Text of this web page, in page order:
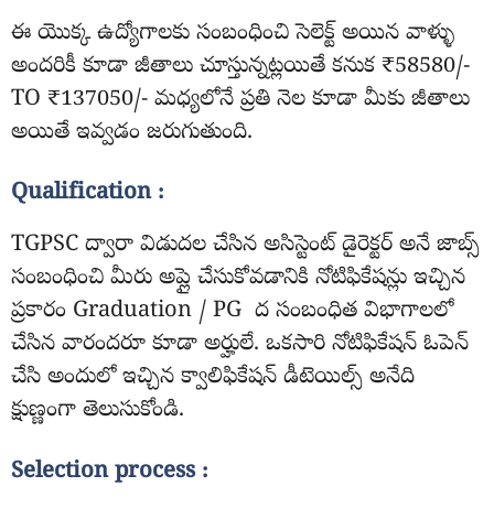
ఈ యొక్క ఉద్యోగాలకు సంబంధించి సెలెక్ట్ అయిన వాళ్ళు
అందరికీ కూడా జీతాలు చూస్తున్నట్లయితే కనుక ₹58580/-
TO ₹137050/- మధ్యలోనే ప్రతి నెల కూడా మీకు జీతాలు
అయితే ఇవ్వడం జరుగుతుంది.
Qualification :
TGPSC ద్వారా విడుదల చేసిన అసిస్టెంట్ డైరెక్టర్ అనే జాబ్స్
సంబంధించి మీరు అప్లై చేసుకోవడానికి నోటిఫికేషన్లు ఇచ్చిన
ప్రకారం Graduation / PG ద సంబంధిత విభాగాలలో
చేసిన వారందరూ కూడా అర్హులే. ఒకసారి నోటిఫికేషన్ ఓపెన్
చేసి అందులో ఇచ్చిన క్వాలిఫికేషన్ డీటెయిల్స్ అనేది
క్షుణ్ణంగా తెలుసుకోండి.
Selection process :